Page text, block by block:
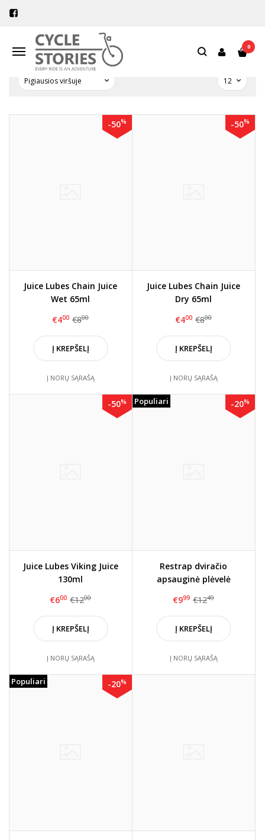
Navigacija
0
DVIRAČIŲ PRIEŽIŪRA
Pagrindinis Priežiūra Dviračių priežiūra
-50%
Juice Lubes Chain Juice
Wet 65ml
€400 €800
Į KREPŠELĮ
Į NORŲ SĄRAŠĄ
-50%
Juice Lubes Chain Juice
Dry 65ml
€400 €800
Į KREPŠELĮ
Į NORŲ SĄRAŠĄ
-50%
Juice Lubes Viking Juice
130ml
€600 €1200
Į KREPŠELĮ
Į NORŲ SĄRAŠĄ
Populiari -20%
Restrap dviračio
apsauginė plėvelė
€999 €1249
Į KREPŠELĮ
Į NORŲ SĄRAŠĄ
Populiari -20%